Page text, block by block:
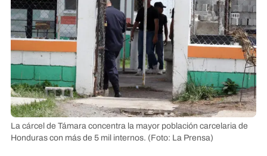
La cárcel de Támara concentra la mayor población carcelaria de
Honduras con más de 5 mil internos. (Foto: La Prensa)